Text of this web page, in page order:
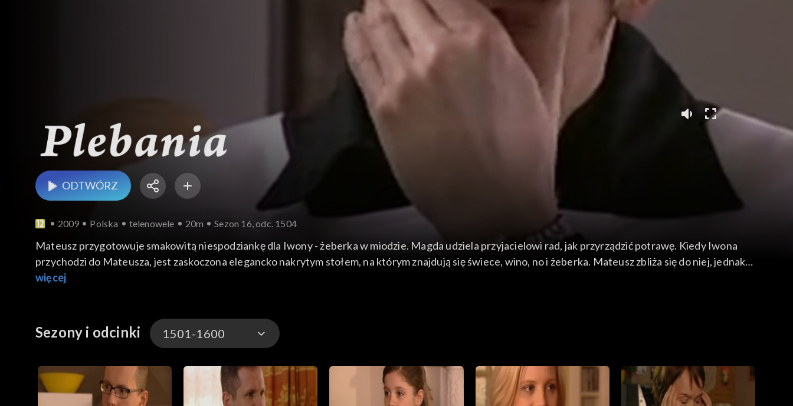
ODTWÓRZ
2009 Polska telenowele 20m Sezon 16, odc. 1504
Mateusz przygotowuje smakowitą niespodziankę dla Iwony - żeberka w miodzie. Magda udziela przyjacielowi rad, jak przyrządzić potrawę. Kiedy Iwona
przychodzi do Mateusza, jest zaskoczona elegancko nakrytym stołem, na którym znajdują się świece, wino, no i żeberka. Mateusz zbliża się do niej, jednak
Iwona gwałtownie go odpycha i ucieka...
więcej
Sezony i odcinki 1501-1600
1–100
101–200